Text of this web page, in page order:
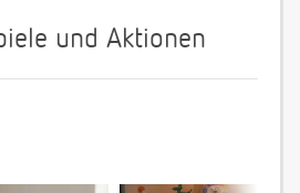
und Aktionen